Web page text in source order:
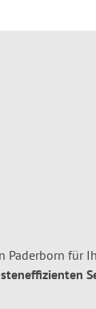
Paderborn für